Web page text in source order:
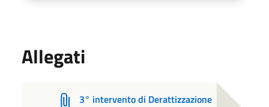
Allegati
3° intervento di Derattizzazione